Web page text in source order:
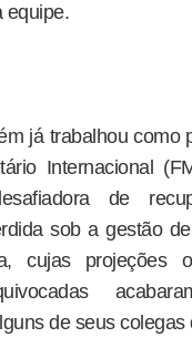
equipe.
já trabalhou como
Internacional
de
sob a gestão
cujas projeções
de seus colegas